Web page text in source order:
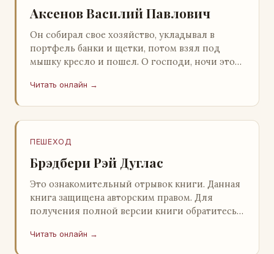
Аксенов Василий Павлович
Он собирал свое хозяйство, укладывал в
портфель банки и щетки, потом взял под
мышку кресло и пошел. О господи, ночи этой
заставлял…
Читать онлайн →
ПЕШЕХОД
Брэдбери Рэй Дуглас
Это ознакомительный отрывок книги. Данная
книга защищена авторским правом. Для
получения полной версии книги обратитесь к
легального ко…
Читать онлайн →